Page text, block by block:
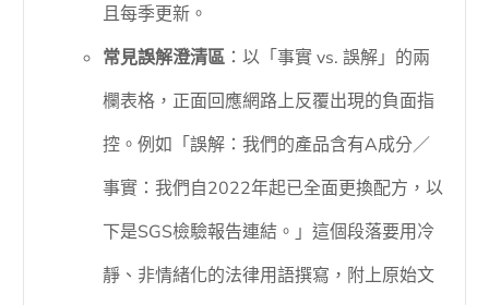
且每季更新。
常見誤解澄清區：以「事實 vs. 誤解」的兩
欄表格，正面回應網路上反覆出現的負面指
控。例如「誤解：我們的產品含有A成分／
事實：我們自2022年起已全面更換配方，以
下是SGS檢驗報告連結。」這個段落要用冷
靜、非情緒化的法律用語撰寫，附上原始文